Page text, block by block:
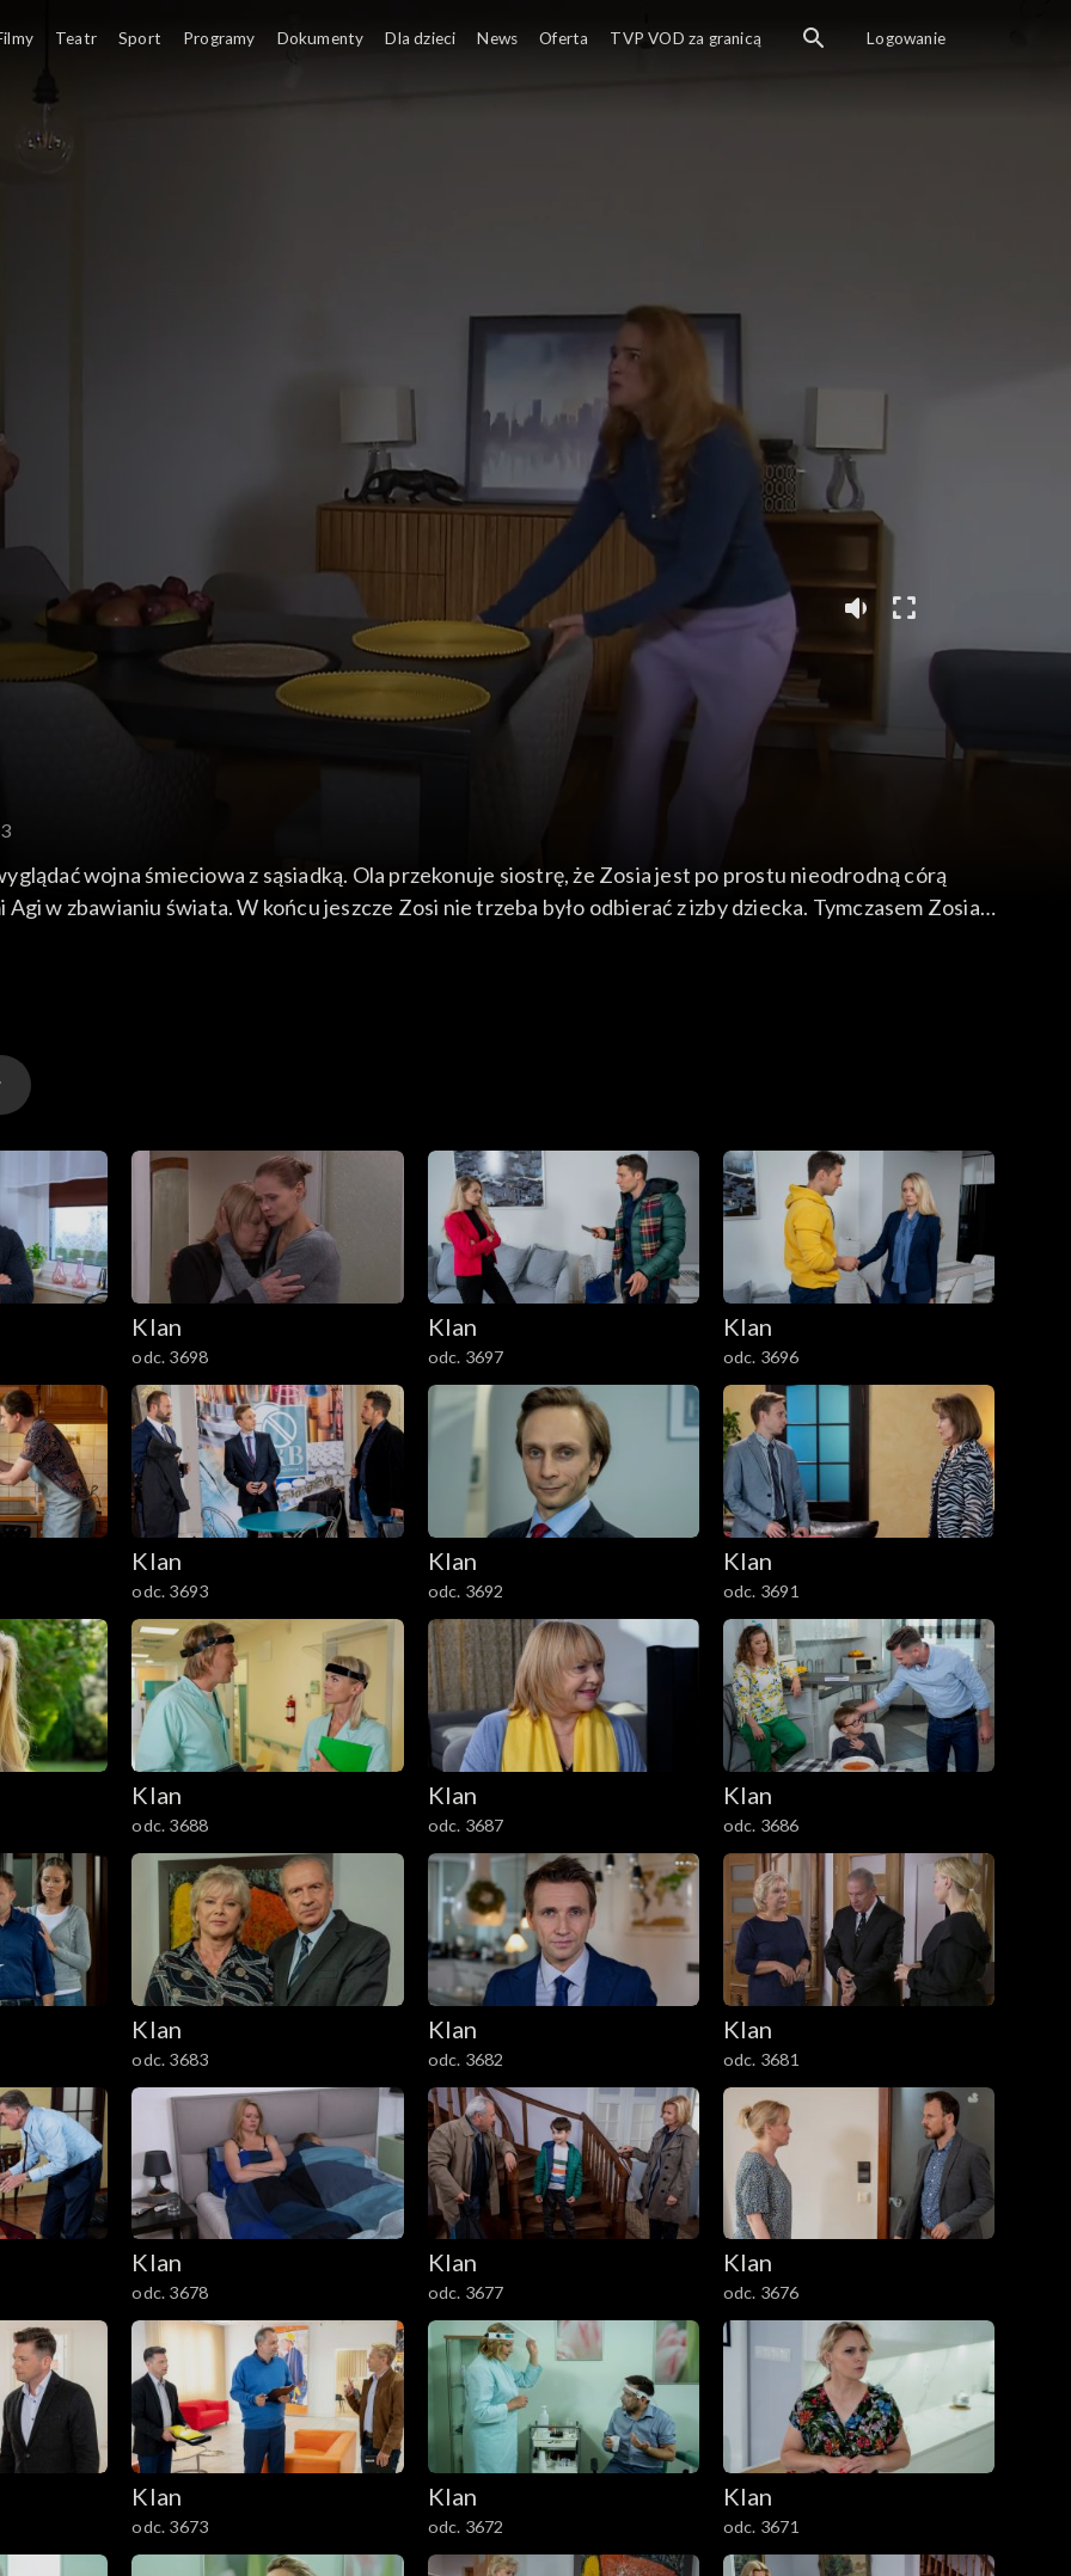
wojna śmieciowa z sąsiadką. Ola przekonuje siostrę, że Zosia jest po prostu nieodrodną córą
w zbawianiu świata. W końcu jeszcze Zosi nie trzeba było odbierać z izby dziecka. Tymczasem Zosia
że ktoś jej ubrudził przednią szybę samochodu. Pewnie ta okropna sąsiadka!
Klan
odc. 3698
Klan
odc. 3697
Klan
odc. 3696
Klan
odc. 3693
Klan
odc. 3692
Klan
odc. 3691
Klan
odc. 3688
Klan
odc. 3687
Klan
odc. 3686
Klan
odc. 3683
Klan
odc. 3682
Klan
odc. 3681
Klan
odc. 3678
Klan
odc. 3677
Klan
odc. 3676
Klan
odc. 3673
Klan
odc. 3672
Klan
odc. 3671
Teatr Sport Programy Dokumenty Dla dzieci News Oferta TVP VOD za granicą Logowanie